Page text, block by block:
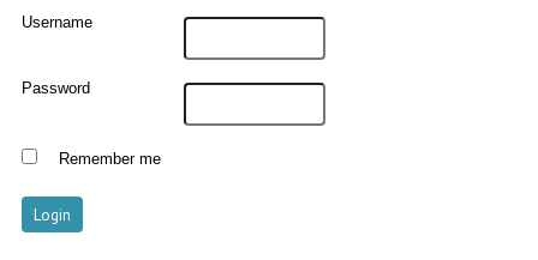
Username
Password
Remember me